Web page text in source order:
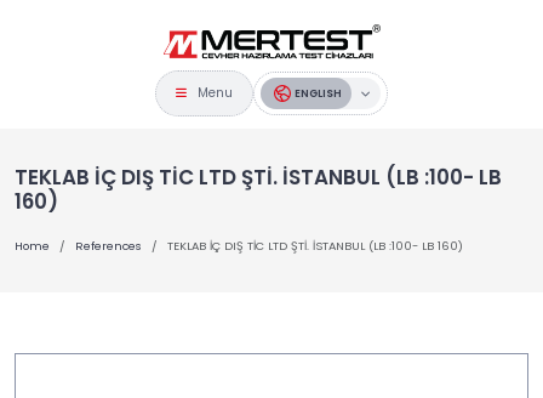
Menu ENGLISH
TEKLAB İÇ DIŞ TİC LTD ŞTİ. İSTANBUL (LB :100- LB
160)
Home References TEKLAB İÇ DIŞ TİC LTD ŞTİ. İSTANBUL (LB :100- LB 160)